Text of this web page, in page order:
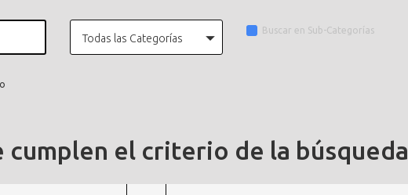
Todas las Categorías
Buscar en Sub-Categorías
cumplen el criterio de la búsqueda